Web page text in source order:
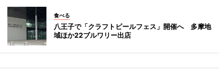
食べる
八王子で「クラフトビールフェス」開催へ 多摩地
域ほか22ブルワリー出店